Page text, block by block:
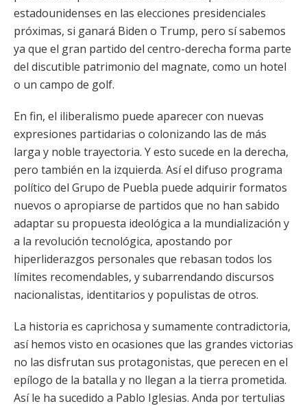
estadounidenses en las elecciones presidenciales
próximas, si ganará Biden o Trump, pero sí sabemos
ya que el gran partido del centro-derecha forma parte
del discutible patrimonio del magnate, como un hotel
o un campo de golf.
En fin, el iliberalismo puede aparecer con nuevas
expresiones partidarias o colonizando las de más
larga y noble trayectoria. Y esto sucede en la derecha,
pero también en la izquierda. Así el difuso programa
político del Grupo de Puebla puede adquirir formatos
nuevos o apropiarse de partidos que no han sabido
adaptar su propuesta ideológica a la mundialización y
a la revolución tecnológica, apostando por
hiperliderazgos personales que rebasan todos los
límites recomendables, y subarrendando discursos
nacionalistas, identitarios y populistas de otros.
La historia es caprichosa y sumamente contradictoria,
así hemos visto en ocasiones que las grandes victorias
no las disfrutan sus protagonistas, que perecen en el
epílogo de la batalla y no llegan a la tierra prometida.
Así le ha sucedido a Pablo Iglesias. Anda por tertulias